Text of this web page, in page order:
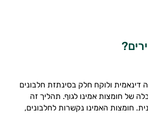
ולוקח חלק בסינתזת חלבונים
של חומצות אמינו לגוף. תהליך זה
חומצות האמינו נקשרות לחלבונים,